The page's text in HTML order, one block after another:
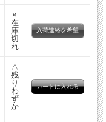
×
在
庫
切
れ
入荷連絡を希望
△
残
り
わ
ず
か